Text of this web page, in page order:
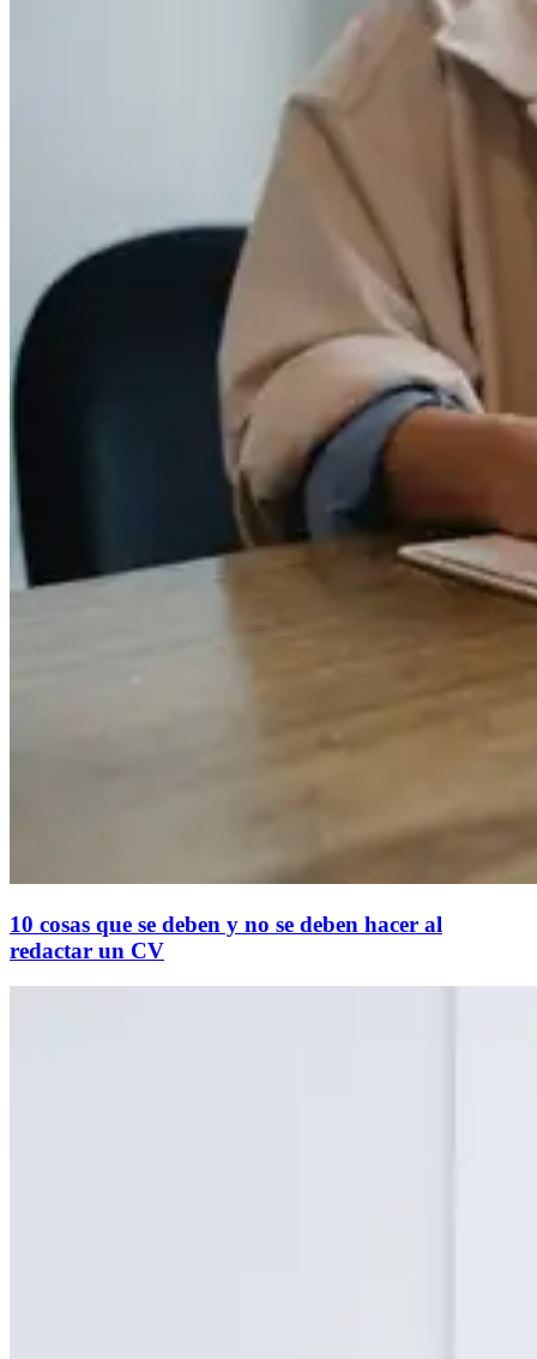
10 cosas que se deben y no se deben hacer al
redactar un CV